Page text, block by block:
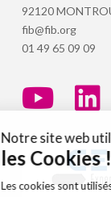
92120
fib@fib.org
01 49 65 09 09